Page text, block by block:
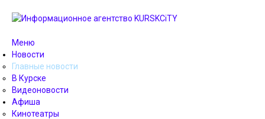
Меню
Новости
Главные новости
В Курске
Видеоновости
Афиша
Кинотеатры